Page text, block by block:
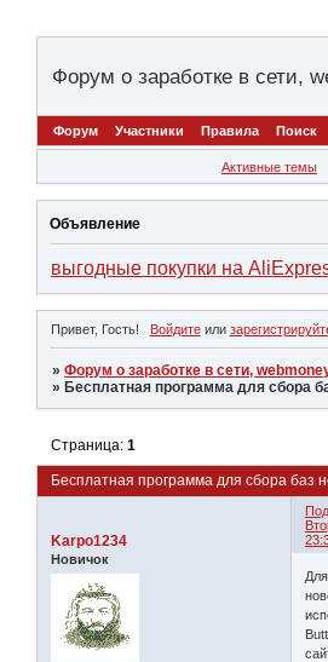
Форум о заработке в сети,
Форум Участники Правила Поиск
Активные темы
Объявление
выгодные покупки на
Привет, Гость! Войдитеили
»Форум о заработке в сети,
» Бесплатная программа для сбора
Бесплатная программа для сбора баз
Страница:1
Karpo1234
Новичок